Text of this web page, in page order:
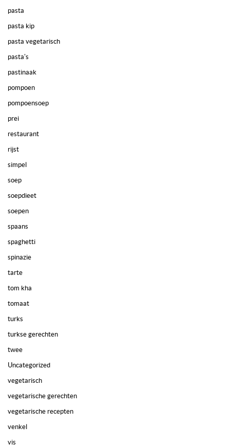
pasta
pasta kip
pasta vegetarisch
pasta's
pastinaak
pompoen
pompoensoep
prei
restaurant
rijst
simpel
soep
soepdieet
soepen
spaans
spaghetti
spinazie
tarte
tom kha
tomaat
turks
turkse gerechten
twee
Uncategorized
vegetarisch
vegetarische gerechten
vegetarische recepten
venkel
vis